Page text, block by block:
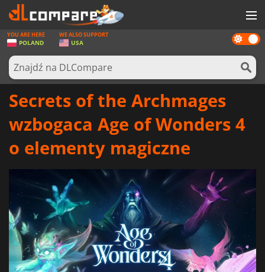
GRY
KARTY DO GIER
OPROGRAMOWANIE
SPRZĘT KOMPUTEROWY
ZALOGUJ SIĘ LUB ZAREJESTRUJ
Dark
mode
YOU ARE HERE
POLAND
WE ALSO SUPPORT
USA
Secrets of the Archmages
wzbogaca Age of Wonders 4
o elementy magiczne